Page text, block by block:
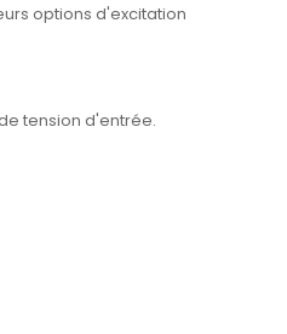
options d'excitation
tension d'entrée.